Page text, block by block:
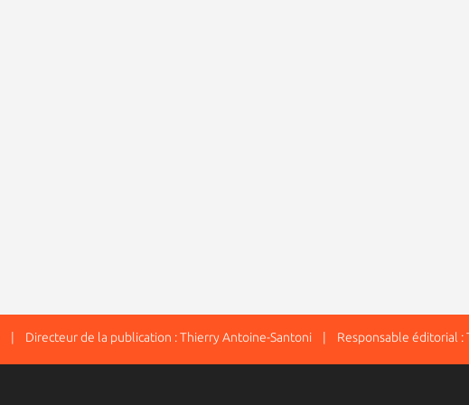
| Directeur de la publication : Thierry Antoine-Santoni | Responsable éditorial :